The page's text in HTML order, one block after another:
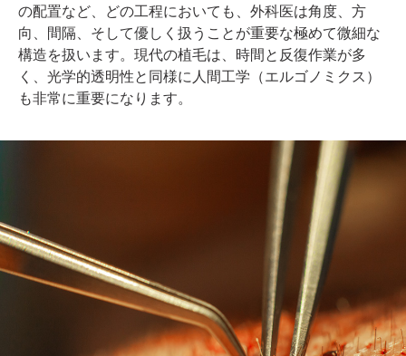
の配置など、どの工程においても、外科医は角度、方
向、間隔、そして優しく扱うことが重要な極めて微細な
構造を扱います。現代の植毛は、時間と反復作業が多
く、光学的透明性と同様に人間工学（エルゴノミクス）
も非常に重要になります。